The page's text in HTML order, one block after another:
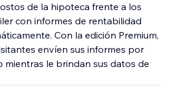
de la hipoteca frente a los
con informes de rentabilidad
Con la edición Premium,
envíen sus informes por
mientras le brindan sus datos de